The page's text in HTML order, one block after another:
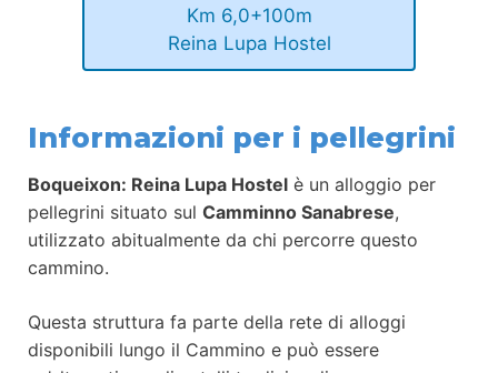
Km 6,0+100m
Reina Lupa Hostel
Informazioni per i pellegrini
Boqueixon: Reina Lupa Hostel è un alloggio per
pellegrini situato sul Camminno Sanabrese,
utilizzato abitualmente da chi percorre questo
cammino.
Questa struttura fa parte della rete di alloggi
disponibili lungo il Cammino e può essere